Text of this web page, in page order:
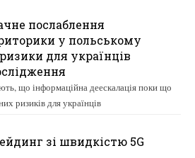
послаблення
у польському
для українців
що інформаційна деескалація поки що
ризиків для українців
зі швидкістю 5G